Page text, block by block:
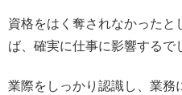
資格をはく奪されなかった
ば、確実に仕事に影響するで
業際をしっかり認識し、業務